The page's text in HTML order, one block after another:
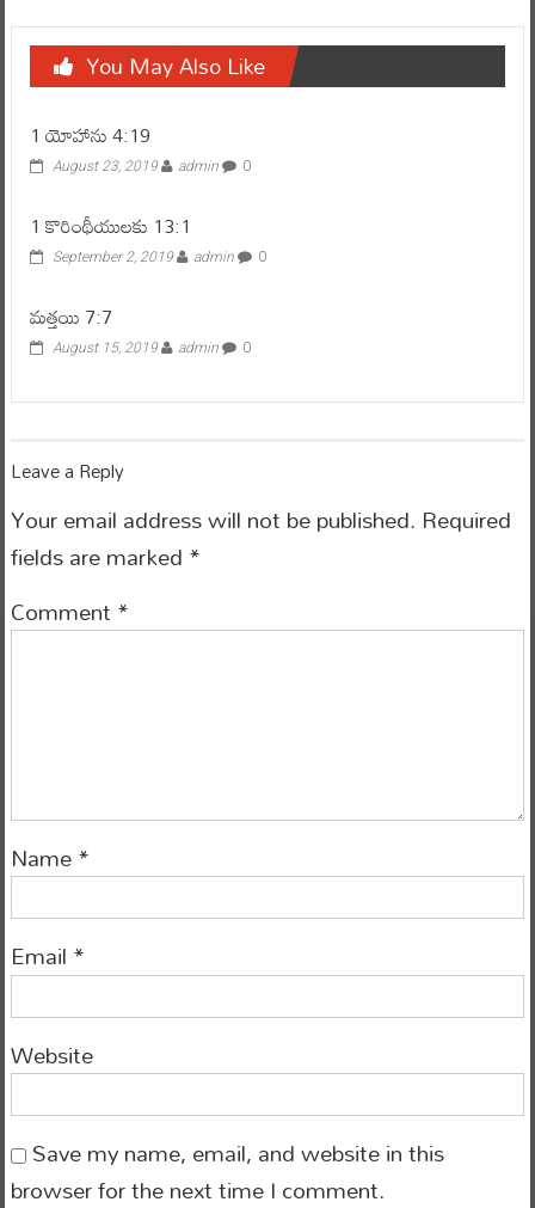
You May Also Like
1 యోహాను 4:19
August 23, 2019 admin 0
1 కొరింథీయులకు 13:1
September 2, 2019 admin 0
మత్తయి 7:7
August 15, 2019 admin 0
Leave a Reply
Your email address will not be published. Required
fields are marked*
Comment*
Name*
Email*
Website
Save my name, email, and website in this
browser for the next time I comment.